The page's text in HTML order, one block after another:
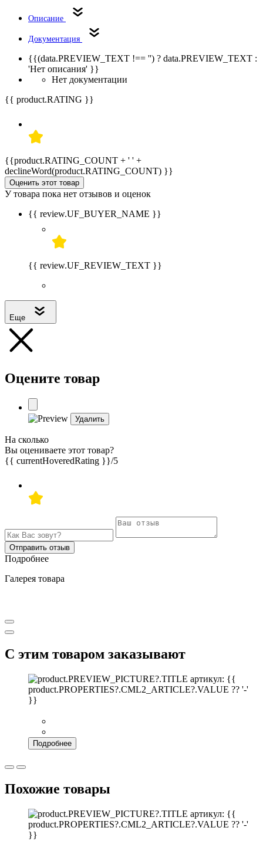
Описание
Документация
{{(data.PREVIEW_TEXT !== '') ? data.PREVIEW_TEXT :
'Нет описания' }}
Нет документации
{{ product.RATING }}
{{product.RATING_COUNT + ' ' +
declineWord(product.RATING_COUNT) }}
Оценить этот товар
У товара пока нет отзывов и оценок
{{ review.UF_BUYER_NAME }}
{{ review.UF_REVIEW_TEXT }}
Еще
Оцените товар
Удалить
На сколько
Вы оцениваете этот товар?
{{ currentHoveredRating }}/5
Отправить отзыв
Подробнее
Галерея товара
С этим товаром заказывают
артикул: {{
product.PROPERTIES?.CML2_ARTICLE?.VALUE ?? '-'
}}
Подробнее
Похожие товары
артикул: {{
product.PROPERTIES?.CML2_ARTICLE?.VALUE ?? '-'
}}